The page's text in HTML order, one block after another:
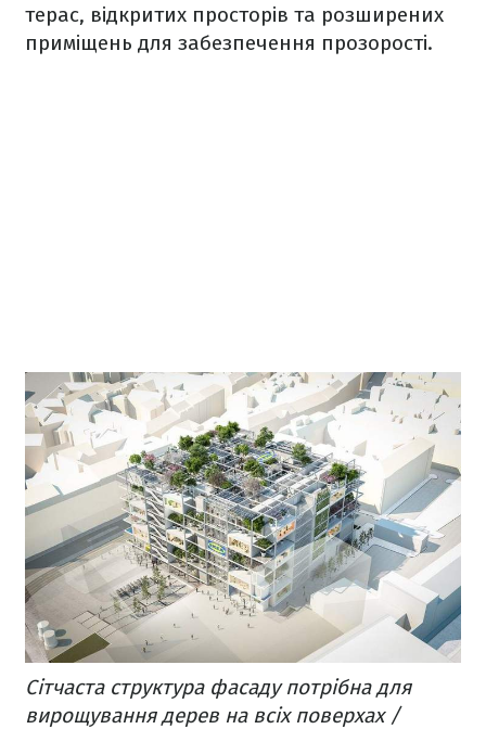
терас, відкритих просторів та розширених
приміщень для забезпечення прозорості.
Сітчаста структура фасаду потрібна для
вирощування дерев на всіх поверхах /